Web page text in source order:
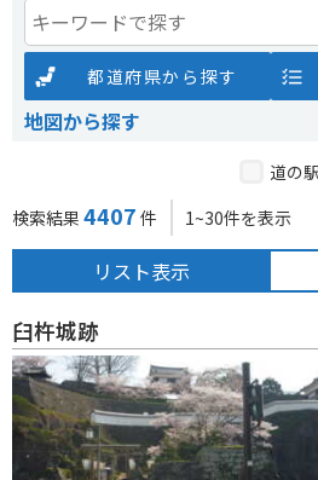
都道府県から探す
地図から探す
道の
検索結果 4407 件 1~30件を表示
リスト表示
臼杵城跡